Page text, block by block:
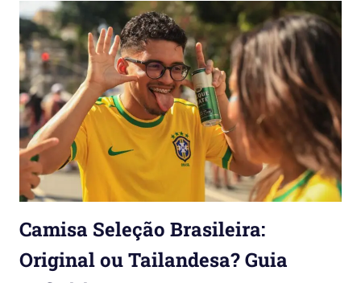
Camisa Seleção Brasileira:
Original ou Tailandesa? Guia